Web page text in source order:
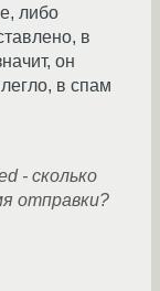
либо
в
он
в спам
- сколько
отправки?